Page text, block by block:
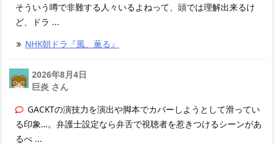
そういう噂で非難する人々いるよねって、頭では理解出来るけ
ど、ドラ ...
NHK朝ドラ『風、薫る』
2026年8月4日
巨炎 さん
GACKTの演技力を演出や脚本でカバーしようとして滑ってい
る印象…。弁護士設定なら弁舌で視聴者を惹きつけるシーンがあ
るべ ...